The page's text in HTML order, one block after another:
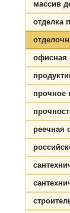
массив
отделка
офисная
прочное
реечная